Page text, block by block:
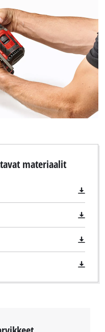
materiaalit